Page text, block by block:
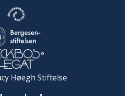
Høegh Stiftelse